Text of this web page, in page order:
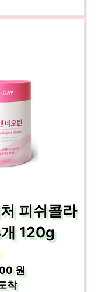
피쉬콜라
120g
원
착